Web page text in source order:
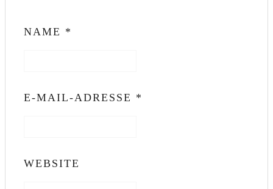
NAME *
E-MAIL-ADRESSE *
WEBSITE